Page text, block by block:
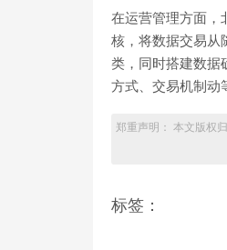
在运营管理方面，
核，将数据交易从
类，同时搭建数据
方式、交易机制动
郑重声明： 本文版权
标签：